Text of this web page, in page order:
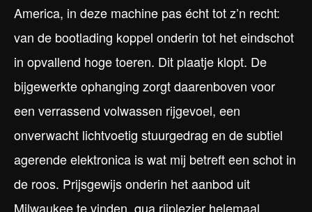
America, in deze machine pas écht tot z’n recht:
van de bootlading koppel onderin tot het eindschot
in opvallend hoge toeren. Dit plaatje klopt. De
bijgewerkte ophanging zorgt daarenboven voor
een verrassend volwassen rijgevoel, een
onverwacht lichtvoetig stuurgedrag en de subtiel
agerende elektronica is wat mij betreft een schot in
de roos. Prijsgewijs onderin het aanbod uit
Milwaukee te vinden, qua rijplezier helemaal